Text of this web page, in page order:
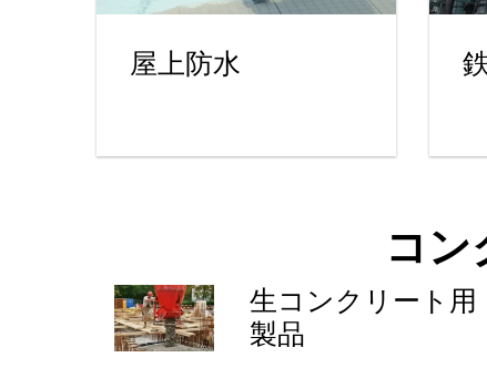
屋上防水
コン
生コンクリート用
製品